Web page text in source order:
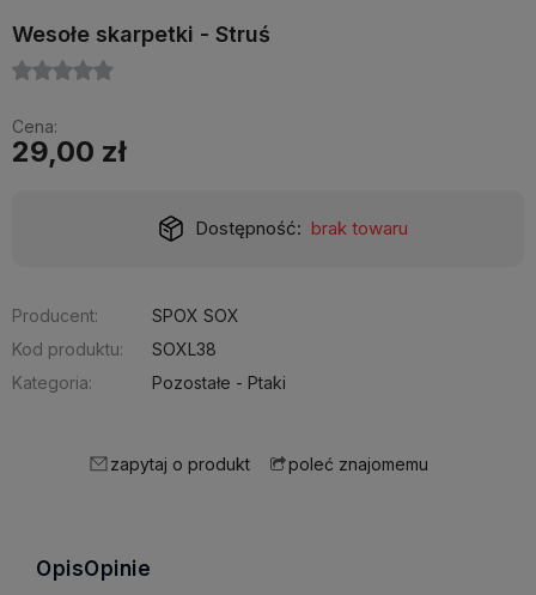
Wesołe skarpetki - Struś
Cena:
29,00 zł
Dostępność: brak towaru
Producent:
SPOX SOX
Kod produktu:
SOXL38
Kategoria:
Pozostałe - Ptaki
zapytaj o produkt poleć znajomemu
OpisOpinie